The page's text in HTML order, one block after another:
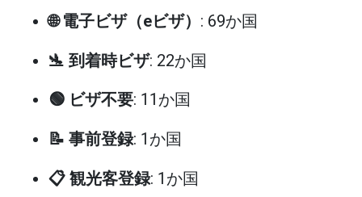
🌐 電子ビザ（eビザ） : 69か国
🛬 到着時ビザ: 22か国
🟢 ビザ不要: 11か国
📝 事前登録: 1か国
📋 観光客登録: 1か国